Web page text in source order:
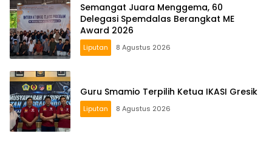
Semangat Juara Menggema, 60
Delegasi Spemdalas Berangkat ME
Award 2026
Liputan 8 Agustus 2026
Guru Smamio Terpilih Ketua IKASI Gresik
Liputan 8 Agustus 2026